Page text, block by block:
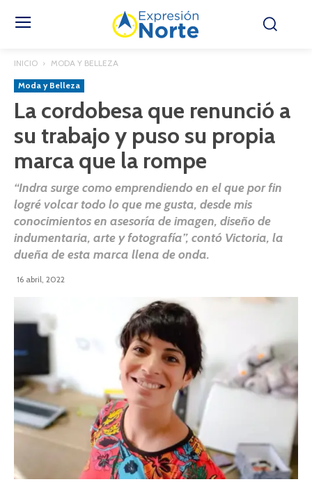
INICIO MODA Y BELLEZA
Moda y Belleza
La cordobesa que renunció a
su trabajo y puso su propia
marca que la rompe
“Indra surge como emprendiendo en el que por fin
logré volcar todo lo que me gusta, desde mis
conocimientos en asesoría de imagen, diseño de
indumentaria, arte y fotografía”, contó Victoria, la
dueña de esta marca llena de onda.
16 abril, 2022